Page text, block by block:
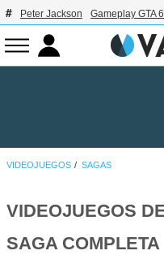
Peter Jackson Gameplay GTA 6
VIDEOJUEGOS SAGAS
VIDEOJUEGOS
SAGA COMPLETA